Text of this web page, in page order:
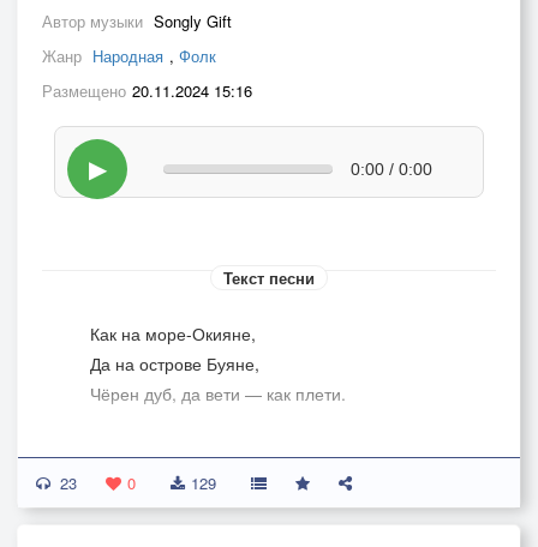
Автор музыки Songly Gift
Жанр Народная , Фолк
Размещено 20.11.2024 15:16
▶ 0:00 / 0:00
Текст песни
Как на море-Окияне,
Да на острове Буяне,
Чёрен дуб, да вети — как плети.
А на ветях — тридцать три вороны,
Тридцать три, да одна — с воронятами.
А и семь воронят — при коронах,
23 0 129